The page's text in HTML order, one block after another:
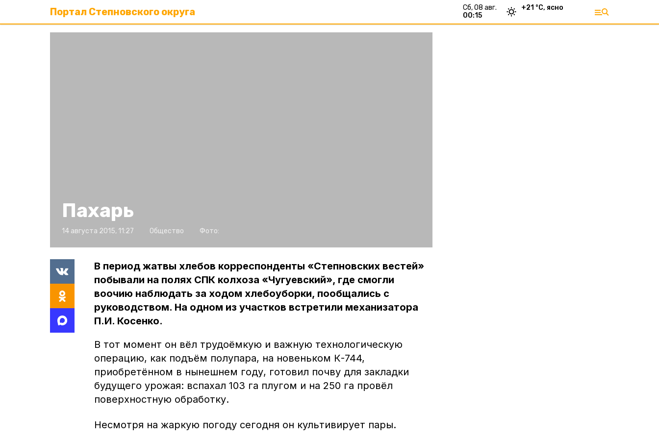
Портал Степновского округа
сб, 08 авг.
00:15
+21 °С, ясно
Пахарь
14 августа 2015, 11:27 Общество Фото:
В период жатвы хлебов корреспонденты «Степновских вестей»
побывали на полях СПК колхоза «Чугуевский», где смогли
воочию наблюдать за ходом хлебоуборки, пообщались с
руководством. На одном из участков встретили механизатора
П.И. Косенко.
В тот момент он вёл трудоёмкую и важную технологическую
операцию, как подъём полупара, на новеньком К-744,
приобретённом в нынешнем году, готовил почву для закладки
будущего урожая: вспахал 103 га плугом и на 250 га провёл
поверхностную обработку.
Несмотря на жаркую погоду сегодня он культивирует пары.